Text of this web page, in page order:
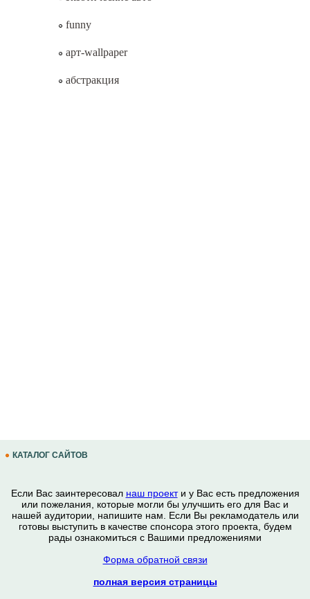
funny
арт-wallpaper
абстракция
КАТАЛОГ САЙТОВ
Если Вас заинтересовал наш проекти у Вас есть предложения
или пожелания, которые могли бы улучшить его для Вас и
нашей аудитории, напишите нам. Если Вы рекламодатель или
готовы выступить в качестве спонсора этого проекта, будем
рады ознакомиться с Вашими предложениями
Форма обратной связи
полная версия страницы